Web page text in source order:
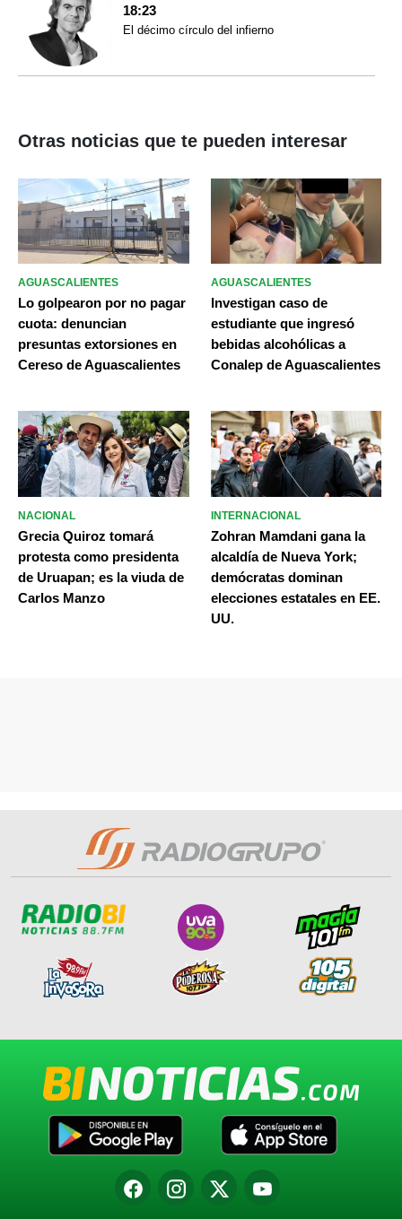
18:23
El décimo círculo del infierno
Otras noticias que te pueden interesar
AGUASCALIENTES
Lo golpearon por no pagar
cuota: denuncian
presuntas extorsiones en
Cereso de Aguascalientes
AGUASCALIENTES
Investigan caso de
estudiante que ingresó
bebidas alcohólicas a
Conalep de Aguascalientes
NACIONAL
Grecia Quiroz tomará
protesta como presidenta
de Uruapan; es la viuda de
Carlos Manzo
INTERNACIONAL
Zohran Mamdani gana la
alcaldía de Nueva York;
demócratas dominan
elecciones estatales en EE.
UU.